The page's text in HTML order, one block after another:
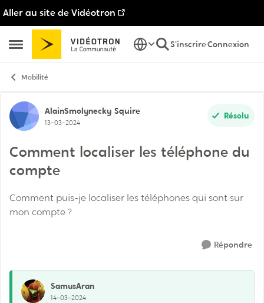
Aller au site de Vidéotron
Ouvrir Menu Latéral
Passer au contenu
S'inscrireConnexion
Mobilité
Discussion de forum
AlainSmolynecky Squire
13-03-2024
Résolu
Comment localiser les téléphone du
compte
Comment puis-je localiser les téléphones qui sont sur
mon compte ?
Répondre
SamusAran
14-03-2024